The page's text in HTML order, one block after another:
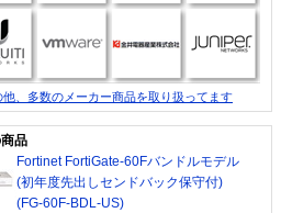
他、多数のメーカー商品を取り扱ってます
品
Fortinet FortiGate-60Fバンドルモデル
(初年度先出しセンドバック保守付)
(FG-60F-BDL-US)